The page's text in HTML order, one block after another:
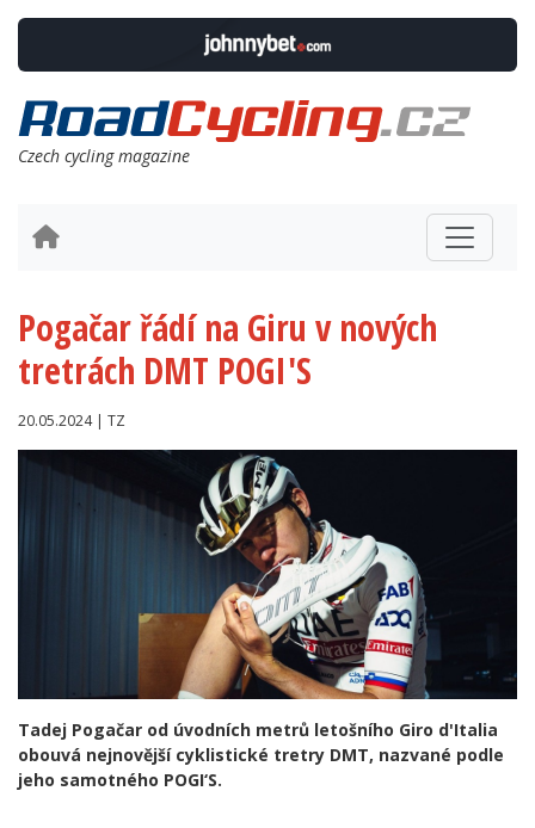
Czech cycling magazine
Pogačar řádí na Giru v nových
tretrách DMT POGI'S
20.05.2024 | TZ
Tadej Pogačar od úvodních metrů letošního Giro d'Italia
obouvá nejnovější cyklistické tretry DMT, nazvané podle
jeho samotného POGI‘S.